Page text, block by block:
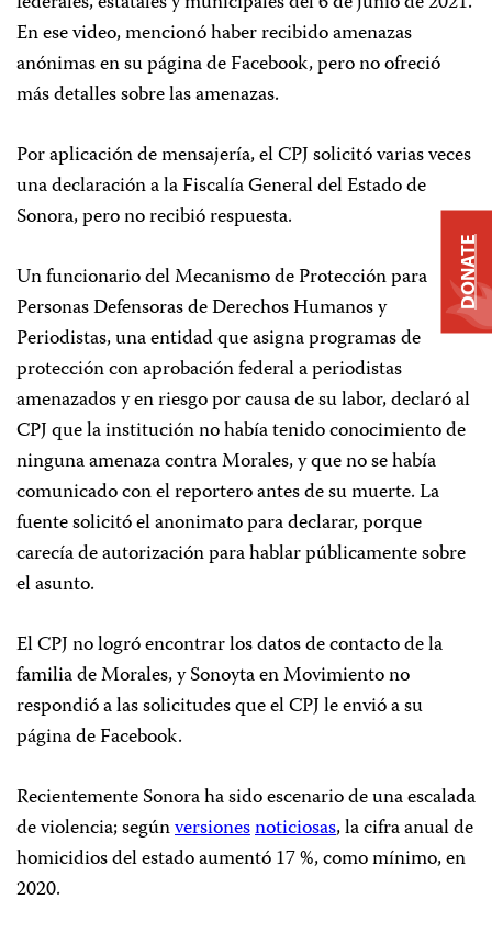
En ese video, mencionó haber recibido amenazas
anónimas en su página de Facebook, pero no ofreció
más detalles sobre las amenazas.
Por aplicación de mensajería, el CPJ solicitó varias veces
una declaración a la Fiscalía General del Estado de
Sonora, pero no recibió respuesta.
Un funcionario del Mecanismo de Protección para
Personas Defensoras de Derechos Humanos y
Periodistas, una entidad que asigna programas de
protección con aprobación federal a periodistas
amenazados y en riesgo por causa de su labor, declaró al
CPJ que la institución no había tenido conocimiento de
ninguna amenaza contra Morales, y que no se había
comunicado con el reportero antes de su muerte. La
fuente solicitó el anonimato para declarar, porque
carecía de autorización para hablar públicamente sobre
el asunto.
El CPJ no logró encontrar los datos de contacto de la
familia de Morales, y Sonoyta en Movimiento no
respondió a las solicitudes que el CPJ le envió a su
página de Facebook.
Recientemente Sonora ha sido escenario de una escalada
de violencia; segúnversionesnoticiosas, la cifra anual de
homicidios del estado aumentó 17 %, como mínimo, en
2020.
DONATE